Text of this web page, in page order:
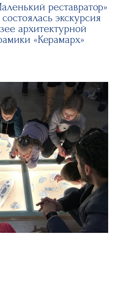
реставратор»
экскурсия
архитектурной
«Керамарх»